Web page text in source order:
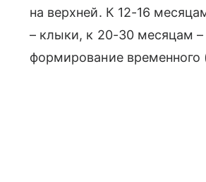
на верхней. К 12-16
– клыки, к 20-30 месяцам
формирование временного